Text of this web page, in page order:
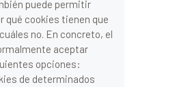
puede permitir
qué cookies tienen que
no. En concreto, el
aceptar
opciones:
de determinados